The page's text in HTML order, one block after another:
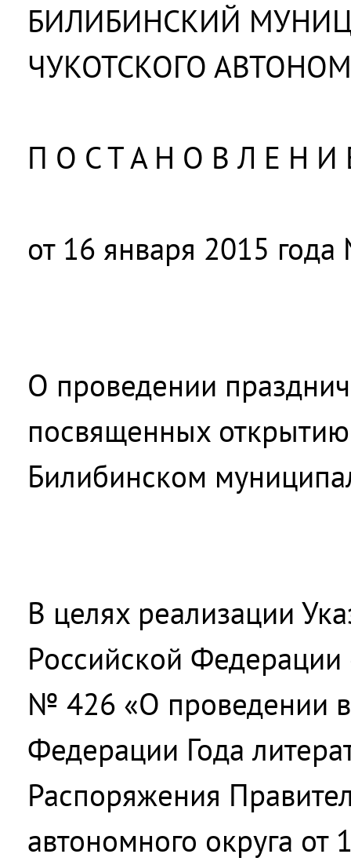
БИЛИБИНСКИЙ
ЧУКОТСКОГО
П О С Т А Н О В Л Е Н И
от 16 января 2015
О проведении
посвященных
Билибинском
В целях реализации
Российской
№ 426 «О проведении
Федерации Года
Распоряжения
автономного округа